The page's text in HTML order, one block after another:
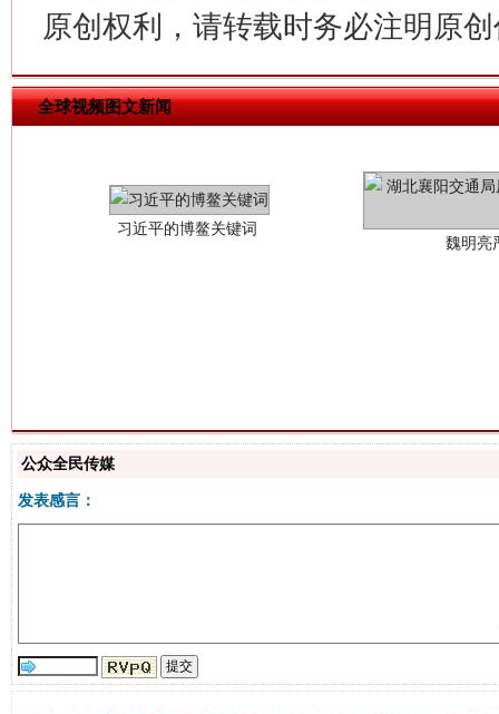
原创权利，请转载时务必注明原
全球视频图文新闻
习近平的博鳌关键词
魏明亮
揭批美国五大"原罪" "炒
公众全民传媒
发表感言：